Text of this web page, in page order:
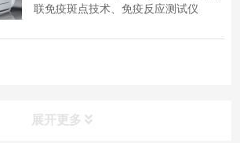
联免疫斑点技术、免疫反应测试仪
展开更多